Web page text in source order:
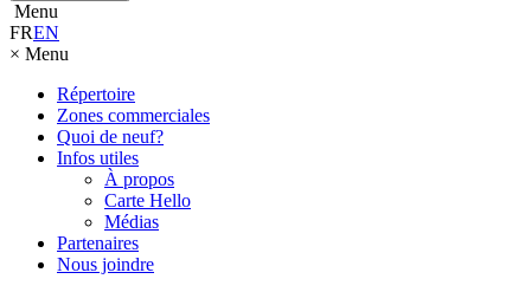
Menu
FREN
× Menu
Répertoire
Zones commerciales
Quoi de neuf?
Infos utiles
À propos
Carte Hello
Médias
Partenaires
Nous joindre